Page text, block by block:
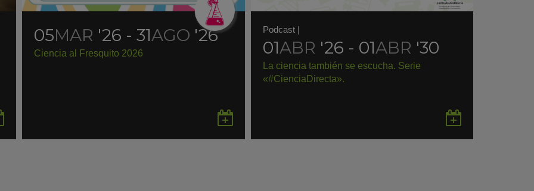
en
05MAR '26 - 31AGO '26
Ciencia al Fresquito 2026
en
Podcast|
01ABR '26 - 01ABR '30
La ciencia también se escucha. Serie
«#CienciaDirecta».
en